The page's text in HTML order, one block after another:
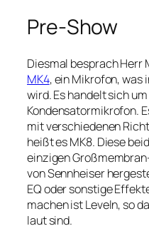
Pre-Show
Diesmal besprach Herr
MK4, ein Mikrofon, was
wird. Es handelt sich
Kondensatormikrofon.
mit verschiedenen
heißt es MK8. Diese
einzigen
von Sennheiser
EQ oder sonstige
machen ist Leveln, so
laut sind.